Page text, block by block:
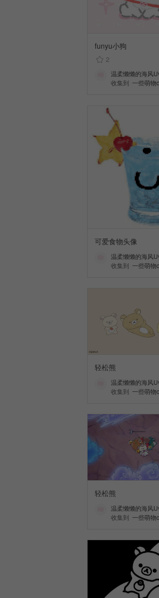
funyu小狗
2
温柔懒懒的海风
收集到 一些萌物
可爱食物头像
温柔懒懒的海风
收集到 一些萌物
轻松熊
温柔懒懒的海风
收集到 一些萌物
轻松熊
温柔懒懒的海风
收集到 一些萌物